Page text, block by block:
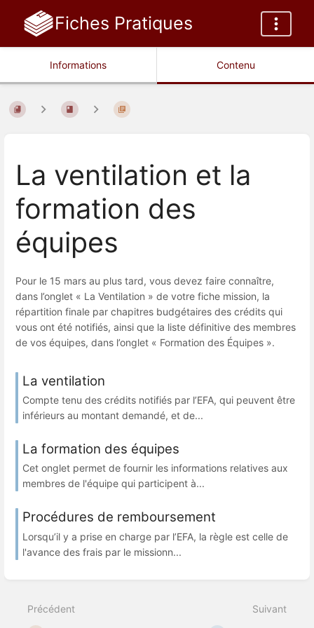
Fiches Pratiques
Informations Contenu
La ventilation et la
formation des
équipes
Pour le 15 mars au plus tard, vous devez faire connaître,
dans l’onglet « La Ventilation » de votre fiche mission, la
répartition finale par chapitres budgétaires des crédits qui
vous ont été notifiés, ainsi que la liste définitive des membres
de vos équipes, dans l’onglet « Formation des Équipes ».
La ventilation
Compte tenu des crédits notifiés par l’EFA, qui peuvent être
inférieurs au montant demandé, et de...
La formation des équipes
Cet onglet permet de fournir les informations relatives aux
membres de l'équipe qui participent à...
Procédures de remboursement
Lorsqu’il y a prise en charge par l’EFA, la règle est celle de
l'avance des frais par le missionn...
Précédent Suivant